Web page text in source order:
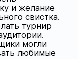
и желание
свистка.
турнир
могли
любимые